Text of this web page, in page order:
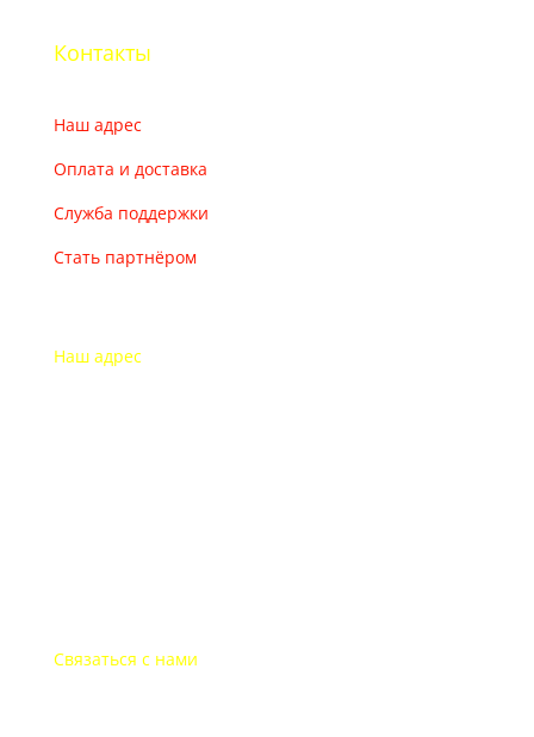
Контакты
Наш адрес
Оплата и доставка
Служба поддержки
Стать партнёром
Наш адрес
Связаться с нами